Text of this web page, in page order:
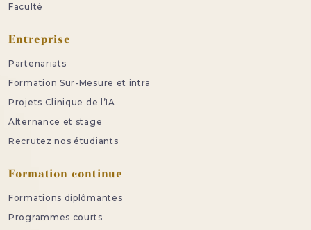
Faculté
Entreprise
Partenariats
Formation Sur-Mesure et intra
Projets Clinique de l’IA
Alternance et stage
Recrutez nos étudiants
Formation continue
Formations diplômantes
Programmes courts